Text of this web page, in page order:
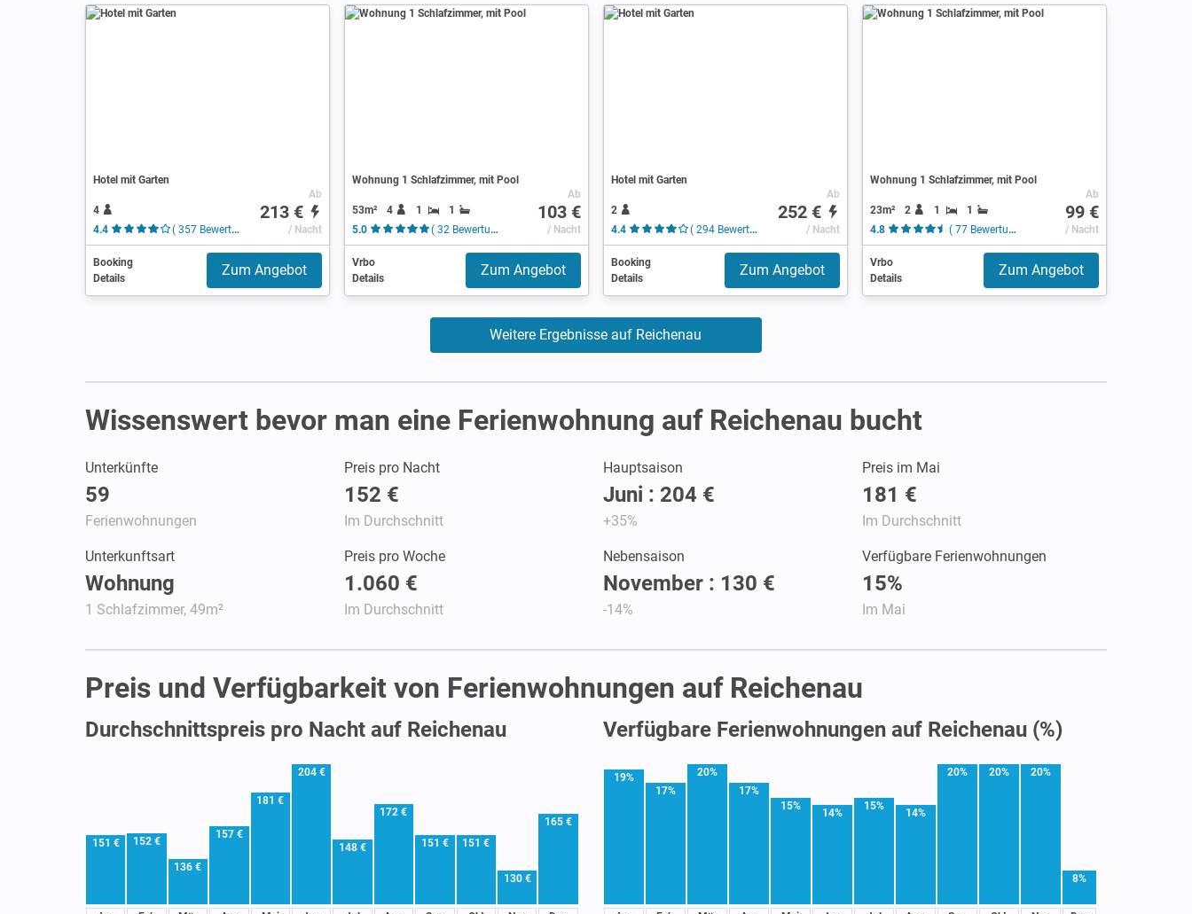
Hotel mit Garten
4
4.4
( 357 Bewertungen )
Ab
213 €
/ Nacht
Booking
Details
Zum Angebot
Wohnung 1 Schlafzimmer, mit Pool
53m² 4 1
1
5.0
( 32 Bewertungen )
Ab
103 €
/ Nacht
Vrbo
Details
Zum Angebot
Hotel mit Garten
2
4.4
( 294 Bewertungen )
Ab
252 €
/ Nacht
Booking
Details
Zum Angebot
Wohnung 1 Schlafzimmer, mit Pool
23m² 2 1
1
4.8
( 77 Bewertungen )
Ab
99 €
/ Nacht
Vrbo
Details
Zum Angebot
Weitere Ergebnisse auf Reichenau
Wissenswert bevor man eine Ferienwohnung auf Reichenau bucht
Unterkünfte
59
Ferienwohnungen
Preis pro Nacht
152 €
Im Durchschnitt
Hauptsaison
Juni : 204 €
+35%
Preis im Mai
181 €
Im Durchschnitt
Unterkunftsart
Wohnung
1 Schlafzimmer, 49m²
Preis pro Woche
1.060 €
Im Durchschnitt
Nebensaison
November : 130 €
-14%
Verfügbare Ferienwohnungen
15%
Im Mai
Preis und Verfügbarkeit von Ferienwohnungen auf Reichenau
Durchschnittspreis pro Nacht auf Reichenau
151 € 152 €
136 €
157 €
181 €
204 €
148 €
172 €
151 € 151 €
130 €
165 €
Verfügbare Ferienwohnungen auf Reichenau (%)
19%
17%
20%
17%
15%
14%
15%
14%
20% 20% 20%
8%